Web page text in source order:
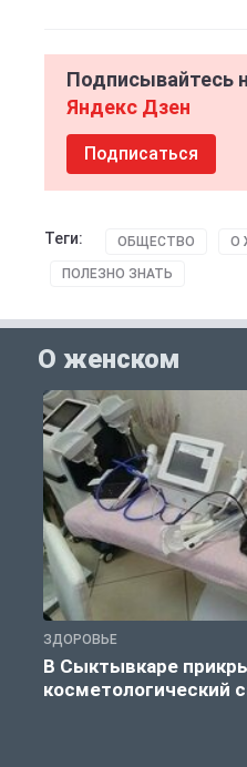
Подписывайтесь
Яндекс Дзен
Подписаться
Теги: ОБЩЕСТВО О
ПОЛЕЗНО ЗНАТЬ
О женском
ЗДОРОВЬЕ
В Сыктывкаре
косметологический